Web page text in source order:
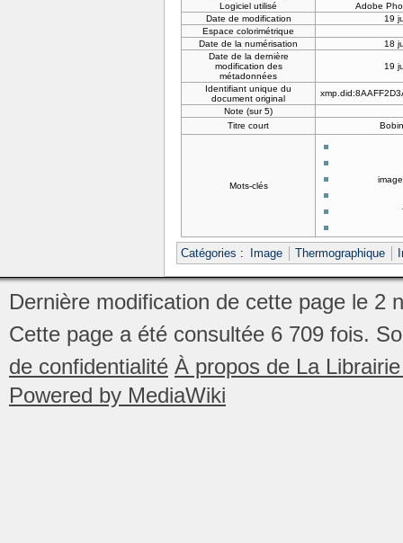
Logiciel utilisé
Adobe
Date de modification
19
Espace colorimétrique
Date de la numérisation
18
Date de la dernière
modification des
métadonnées
19
Identifiant unique du
document original
Note (sur 5)
Titre court
Mots-clés
Catégories : Image Thermographique
Dernière modification de cette page le 2
Cette page a été consultée 6 709 fois.
de confidentialité À propos de La
Powered by MediaWiki